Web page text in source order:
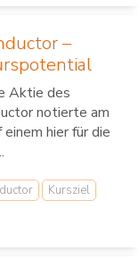
–
Aktie des
notierte am
hier für die
Kursziel